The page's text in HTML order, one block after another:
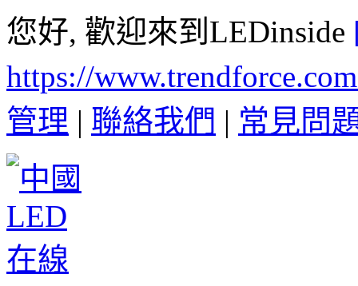
您好, 歡迎來到LEDinside
https://
管理 | 聯絡我們 | 常見問